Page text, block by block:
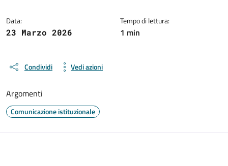
Data:
23 Marzo 2026
Tempo di lettura:
1 min
Condividi Vedi azioni
Argomenti
Comunicazione istituzionale